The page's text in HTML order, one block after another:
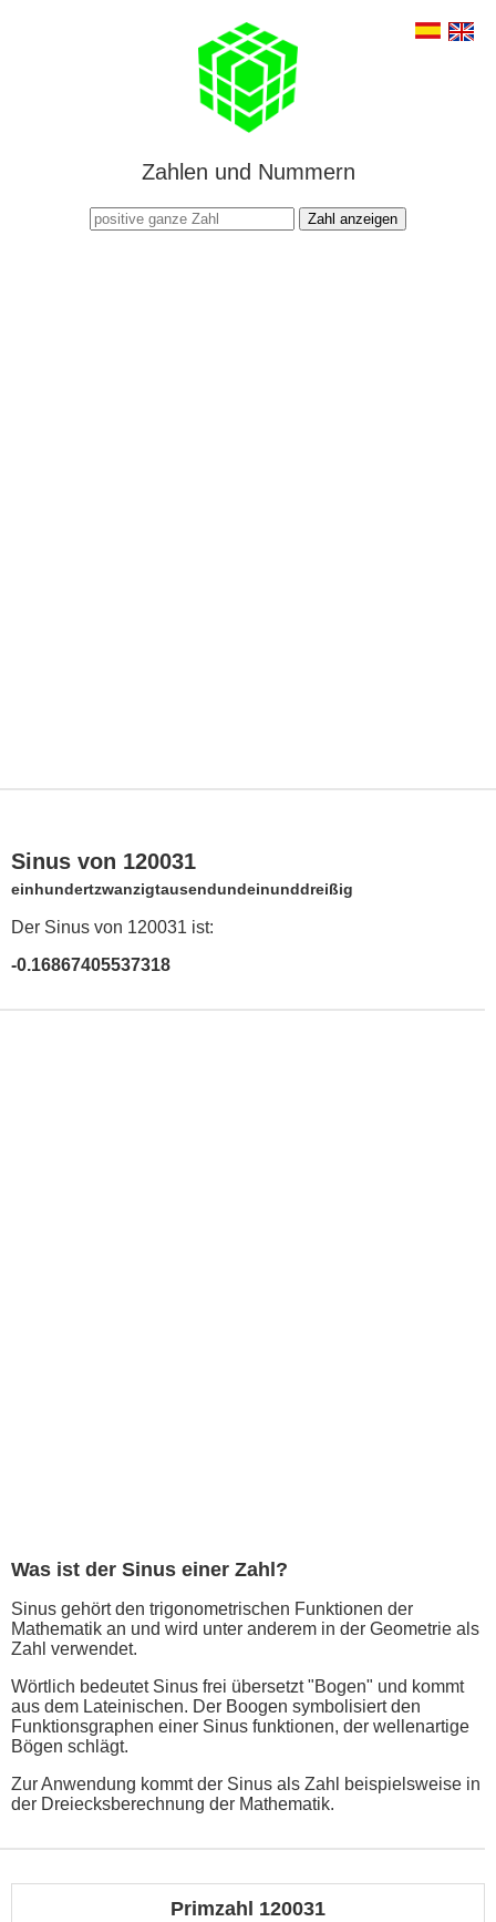
Zahlen und Nummern
Zahl anzeigen
Sinus von 120031
einhundertzwanzigtausendundeinunddreißig
Der Sinus von 120031 ist:
-0.16867405537318
Was ist der Sinus einer Zahl?
Sinus gehört den trigonometrischen Funktionen der
Mathematik an und wird unter anderem in der Geometrie als
Zahl verwendet.
Wörtlich bedeutet Sinus frei übersetzt "Bogen" und kommt
aus dem Lateinischen. Der Boogen symbolisiert den
Funktionsgraphen einer Sinus funktionen, der wellenartige
Bögen schlägt.
Zur Anwendung kommt der Sinus als Zahl beispielsweise in
der Dreiecksberechnung der Mathematik.
Primzahl 120031